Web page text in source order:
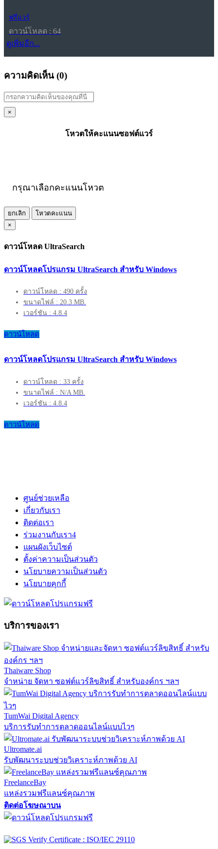
ฟรีแวร์
ดาวน์โหลด : 64
ดูเพิ่มอีก...
ความคิดเห็น (0)
×
โหวตให้คะแนนซอฟต์แวร์
กรุณาเลือกคะแนนโหวต
ยกเลิก
โหวตคะแนน
×
ดาวน์โหลด UltraSearch
ดาวน์โหลดโปรแกรม UltraSearch สำหรับ Windows
ดาวน์โหลด : 490 ครั้ง
ขนาดไฟล์ : 20.3 MB.
เวอร์ชัน : 4.8.4
ดาวน์โหลด
ดาวน์โหลดโปรแกรม UltraSearch สำหรับ Windows
ดาวน์โหลด : 33 ครั้ง
ขนาดไฟล์ : N/A MB.
เวอร์ชัน : 4.8.4
ดาวน์โหลด
ศูนย์ช่วยเหลือ
เกี่ยวกับเรา
ติดต่อเรา
ร่วมงานกับเรา4
แผนผังเว็บไซต์
ตั้งค่าความเป็นส่วนตัว
นโยบายความเป็นส่วนตัว
นโยบายคุกกี้
บริการของเรา
Thaiware Shop
จำหน่าย จัดหา ซอฟต์แวร์ลิขสิทธิ์ สำหรับองค์กร ฯลฯ
TumWai Digital Agency
บริการรับทำการตลาดออนไลน์แบบไวๆ
Ultromate.ai
รับพัฒนาระบบช่วยวิเคราะห์ภาพด้วย AI
FreelanceBay
แหล่งรวมฟรีแลนซ์คุณภาพ
ติดต่อโฆษณาบน